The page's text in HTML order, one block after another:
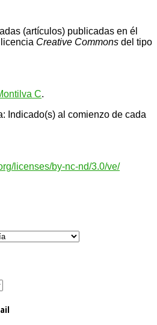
(artículos) publicadas en él
Creative Commons del tipo
C.
Indicado(s) al comienzo de cada
licenses/by-nc-nd/3.0/ve/